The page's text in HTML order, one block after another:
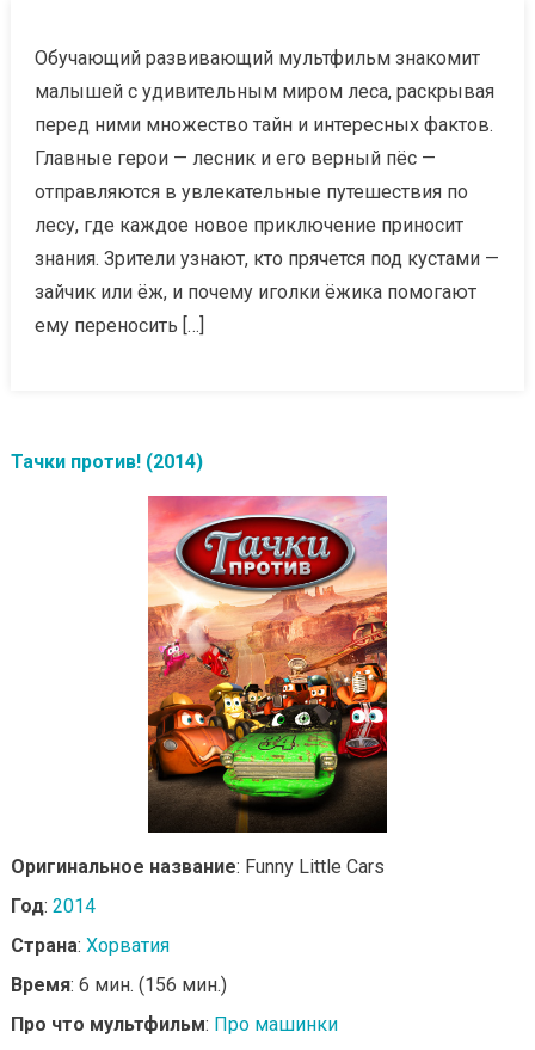
Обучающий развивающий мультфильм знакомит
малышей с удивительным миром леса, раскрывая
перед ними множество тайн и интересных фактов.
Главные герои — лесник и его верный пёс —
отправляются в увлекательные путешествия по
лесу, где каждое новое приключение приносит
знания. Зрители узнают, кто прячется под кустами —
зайчик или ёж, и почему иголки ёжика помогают
ему переносить […]
Тачки против! (2014)
Оригинальное название: Funny Little Cars
Год: 2014
Страна: Хорватия
Время: 6 мин. (156 мин.)
Про что мультфильм: Про машинки